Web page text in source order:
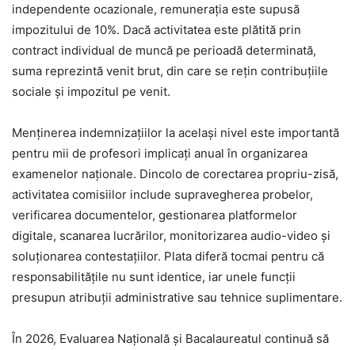
independente ocazionale, remunerația este supusă
impozitului de 10%. Dacă activitatea este plătită prin
contract individual de muncă pe perioadă determinată,
suma reprezintă venit brut, din care se rețin contribuțiile
sociale și impozitul pe venit.
Menținerea indemnizațiilor la același nivel este importantă
pentru mii de profesori implicați anual în organizarea
examenelor naționale. Dincolo de corectarea propriu-zisă,
activitatea comisiilor include supravegherea probelor,
verificarea documentelor, gestionarea platformelor
digitale, scanarea lucrărilor, monitorizarea audio-video și
soluționarea contestațiilor. Plata diferă tocmai pentru că
responsabilitățile nu sunt identice, iar unele funcții
presupun atribuții administrative sau tehnice suplimentare.
În 2026, Evaluarea Națională și Bacalaureatul continuă să